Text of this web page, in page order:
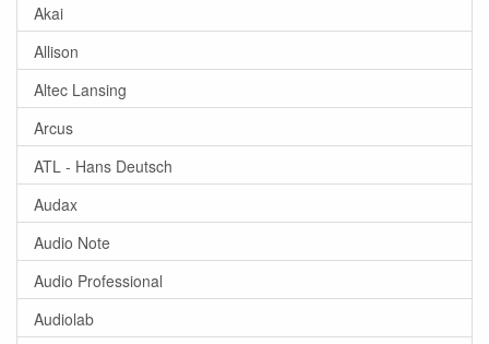
Akai
Allison
Altec Lansing
Arcus
ATL - Hans Deutsch
Audax
Audio Note
Audio Professional
Audiolab